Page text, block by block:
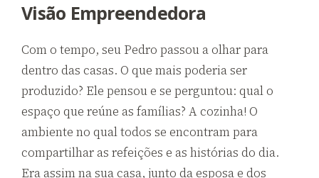
Visão Empreendedora
Com o tempo, seu Pedro passou a olhar para
dentro das casas. O que mais poderia ser
produzido? Ele pensou e se perguntou: qual o
espaço que reúne as famílias? A cozinha! O
ambiente no qual todos se encontram para
compartilhar as refeições e as histórias do dia.
Era assim na sua casa, junto da esposa e dos